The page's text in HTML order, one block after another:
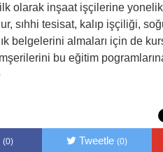
olarak inşaat işçilerine
sıhhi tesisat, kalıp işçiliği,
belgelerini almaları için de
bu eğitim
(0) Tweetle (0)